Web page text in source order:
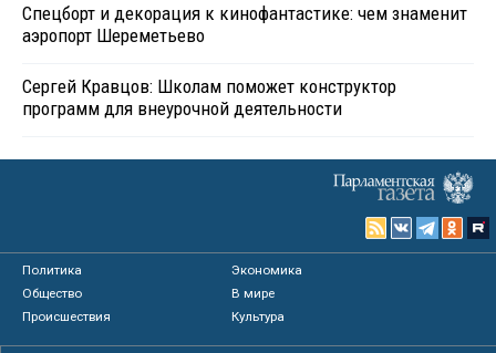
Спецборт и декорация к кинофантастике: чем знаменит
аэропорт Шереметьево
Сергей Кравцов: Школам поможет конструктор
программ для внеурочной деятельности
Политика
Экономика
Общество
В мире
Происшествия
Культура